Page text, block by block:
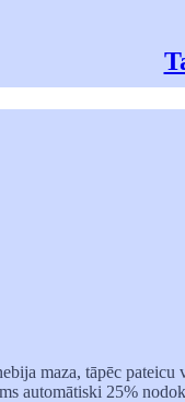
maza, tāpēc
automātiski 25%